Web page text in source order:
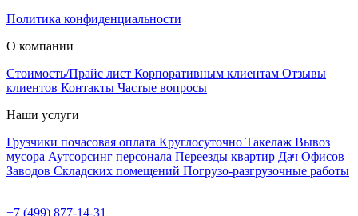
Политика конфиденциальности
О компании
Стоимость/Прайс лист Корпоративным клиентам Отзывы
клиентов Контакты Частые вопросы
Наши услуги
Грузчики почасовая оплата Круглосуточно Такелаж Вывоз
мусора Аутсорсинг персонала Переезды квартир Дач Офисов
Заводов Складских помещений Погрузо-разгрузочные работы
+7 (499) 877-14-31